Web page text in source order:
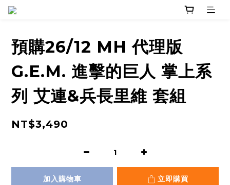
預購26/12 MH 代理版
G.E.M. 進擊的巨人 掌上系
列 艾連&兵長里維 套組
NT$3,490
加入購物車 立即購買